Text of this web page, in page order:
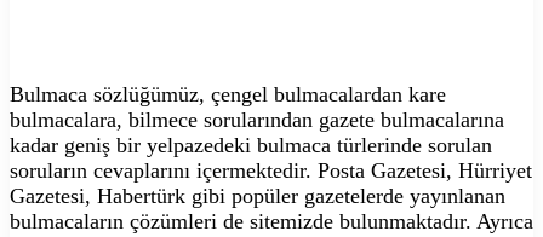
Bulmaca sözlüğümüz, çengel bulmacalardan kare
bulmacalara, bilmece sorularından gazete bulmacalarına
kadar geniş bir yelpazedeki bulmaca türlerinde sorulan
soruların cevaplarını içermektedir. Posta Gazetesi, Hürriyet
Gazetesi, Habertürk gibi popüler gazetelerde yayınlanan
bulmacaların çözümleri de sitemizde bulunmaktadır. Ayrıca